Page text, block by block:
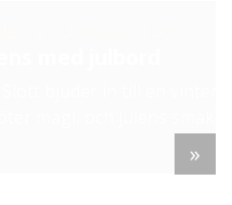
vinterupplevelse där
smaker får fransk
»